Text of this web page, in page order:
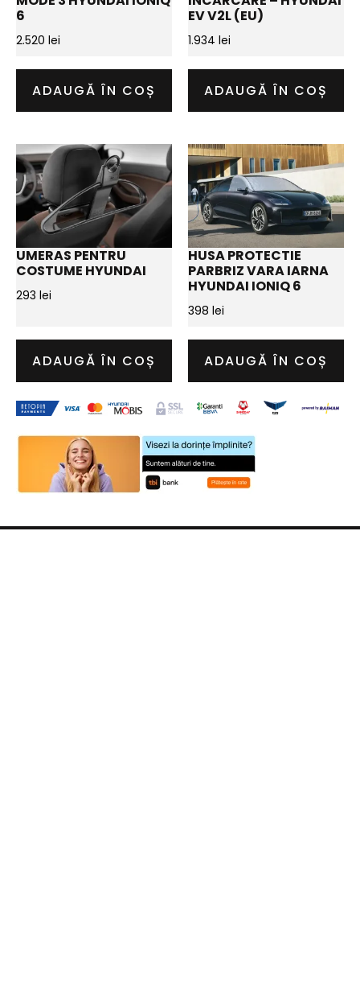
6
2.520 lei
ADAUGĂ ÎN COȘ
EV V2L (EU)
1.934 lei
ADAUGĂ ÎN COȘ
UMERAS PENTRU
COSTUME HYUNDAI
293 lei
ADAUGĂ ÎN COȘ
HUSA PROTECTIE
PARBRIZ VARA IARNA
HYUNDAI IONIQ 6
398 lei
ADAUGĂ ÎN COȘ